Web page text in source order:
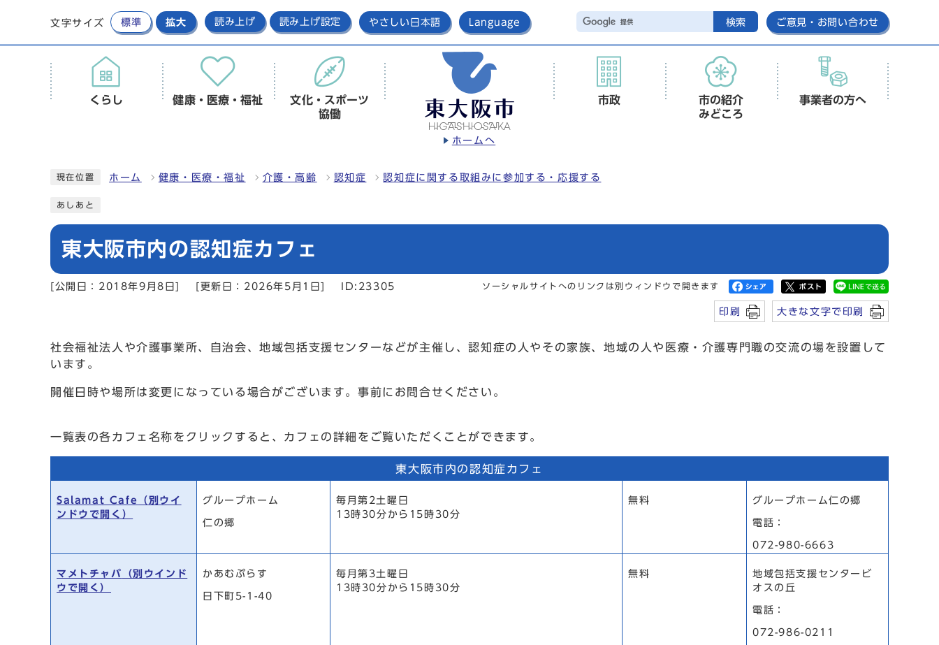
文字サイズ 標準 拡大 読み上げ 読み上げ設定 やさしい日本語 Language 検索 ご意見・お問い合わせ
ホームへ
くらし 健康・医療・福祉
文化・スポーツ
協働
市政
市の紹介
みどころ
事業者の方へ
現在位置 ホーム 健康・医療・福祉 介護・高齢 認知症 認知症に関する取組みに参加する・応援する
あしあと
東大阪市内の認知症カフェ
[公開日：2018年9月8日] [更新日：2026年5月1日] ID:23305 ソーシャルサイトへのリンクは別ウィンドウで開きます
印刷 大きな文字で印刷
社会福祉法人や介護事業所、自治会、地域包括支援センターなどが主催し、認知症の人やその家族、地域の人や医療・介護専門職の交流の場を設置して
います。
開催日時や場所は変更になっている場合がございます。事前にお問合せください。
一覧表の各カフェ名称をクリックすると、カフェの詳細をご覧いただくことができます。
東大阪市内の認知症カフェ
Salamat Cafe
（別ウイ
ンドウで開く）
グループホーム
仁の郷
毎月第2土曜日
13時30分から15時30分
無料 グループホーム仁の郷
電話：
072-980-6663
マメトチャバ
（別ウインド
ウで開く）
かあむぷらす
日下町5-1-40
毎月第3土曜日
13時30分から15時30分
無料
地域包括支援センタービ
オスの丘
電話：
072-986-0211